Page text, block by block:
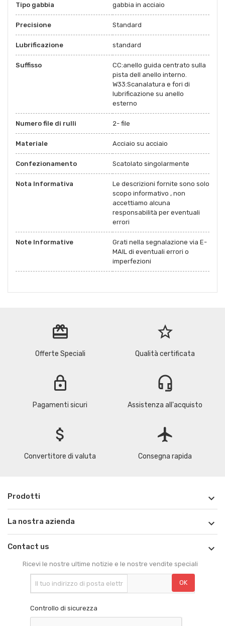
Tipo gabbia gabbia in acciaio
Precisione Standard
Lubrificazione standard
Suffisso
CC:anello guida centrato sulla
pista dell anello interno.
W33:Scanalatura e fori di
lubrificazione su anello
esterno
Numero file di rulli 2- file
Materiale Acciaio su acciaio
Confezionamento Scatolato singolarmente
Nota Informativa
Le descrizioni fornite sono solo
scopo informativo , non
accettiamo alcuna
responsabilità per eventuali
errori
Note Informative
Grati nella segnalazione via E-
MAIL di eventuali errori o
imperfezioni
redeem
Offerte Speciali
star_border
Qualità certificata
lock
Pagamenti sicuri
headset_mic
Assistenza all'acquisto
attach_money
Convertitore di valuta
flight
Consegna rapida
Prodotti 
La nostra azienda 
Contact us 
Ricevi le nostre ultime notizie e le nostre vendite speciali
Controllo di sicurezza